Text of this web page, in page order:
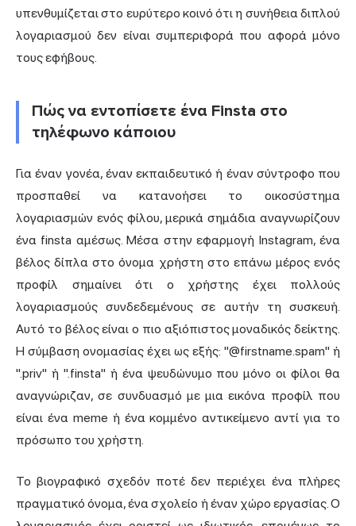
υπενθυμίζεται στο ευρύτερο κοινό ότι η συνήθεια διπλού
λογαριασμού δεν είναι συμπεριφορά που αφορά μόνο
τους εφήβους.
Πώς να εντοπίσετε ένα Finsta στο
τηλέφωνο κάποιου
Για έναν γονέα, έναν εκπαιδευτικό ή έναν σύντροφο που
προσπαθεί να κατανοήσει το οικοσύστημα
λογαριασμών ενός φίλου, μερικά σημάδια αναγνωρίζουν
ένα finsta αμέσως. Μέσα στην εφαρμογή Instagram, ένα
βέλος δίπλα στο όνομα χρήστη στο επάνω μέρος ενός
προφίλ σημαίνει ότι ο χρήστης έχει πολλούς
λογαριασμούς συνδεδεμένους σε αυτήν τη συσκευή.
Αυτό το βέλος είναι ο πιο αξιόπιστος μοναδικός δείκτης.
Η σύμβαση ονομασίας έχει ως εξής: "@firstname.spam" ή
".priv" ή ".finsta" ή ένα ψευδώνυμο που μόνο οι φίλοι θα
αναγνώριζαν, σε συνδυασμό με μια εικόνα προφίλ που
είναι ένα meme ή ένα κομμένο αντικείμενο αντί για το
πρόσωπο του χρήστη.
Το βιογραφικό σχεδόν ποτέ δεν περιέχει ένα πλήρες
πραγματικό όνομα, ένα σχολείο ή έναν χώρο εργασίας. Ο